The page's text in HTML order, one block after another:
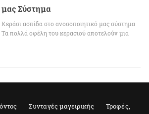
μας Σύστημα
Κεράσι ασπίδα στο ανοσοποιητικό μας σύστημα
Τα πολλά οφέλη του κερασιού αποτελούν μια
Συνταγές μαγειρικής
Τροφές,